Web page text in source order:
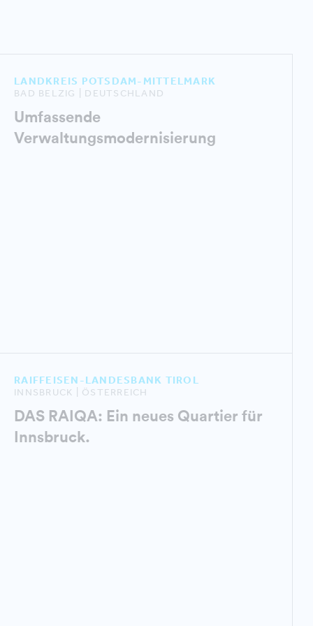
LANDKREIS POTSDAM-MITTELMARK
BAD BELZIG | DEUTSCHLAND
Umfassende
Verwaltungsmodernisierung
RAIFFEISEN-LANDESBANK TIROL
INNSBRUCK | ÖSTERREICH
DAS RAIQA: Ein neues Quartier für
Innsbruck.